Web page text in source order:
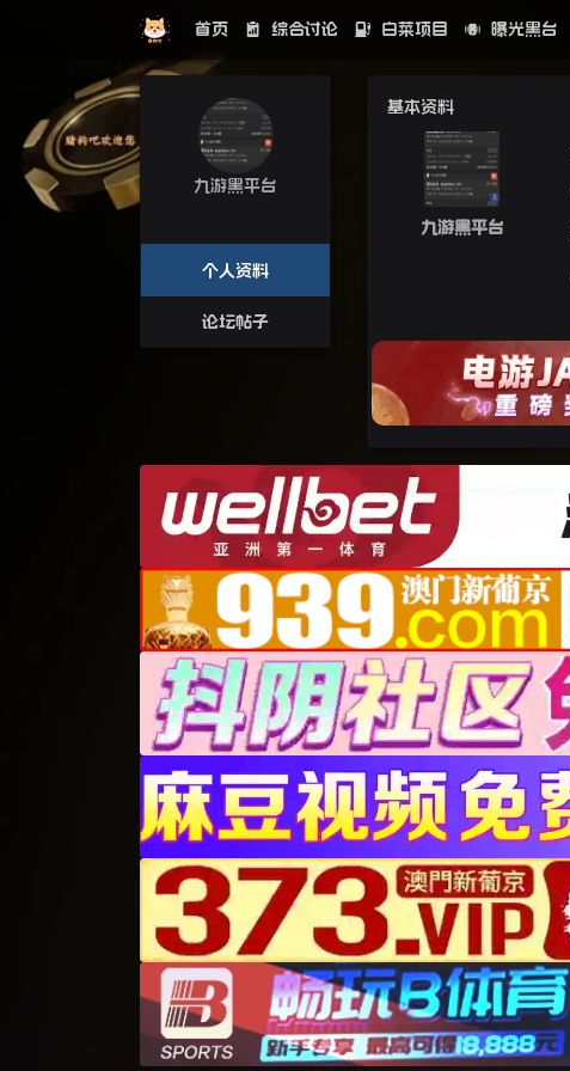
首页 综合讨论 白菜项目 曝光黑台
九游黑平台
个人资料
论坛帖子
基本资料
九游黑平台